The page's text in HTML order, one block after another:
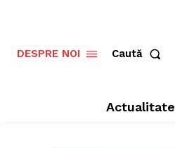
DESPRE NOI Caută
Actualitate